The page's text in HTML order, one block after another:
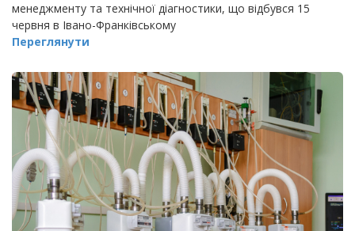
менеджменту та технічної діагностики, що відбувся 15
червня в Івано-Франківському
Переглянути